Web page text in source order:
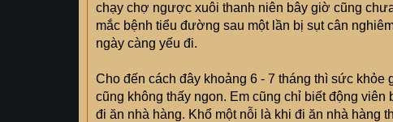
chạy chợ ngược xuôi thanh niên bây giờ cũng
mắc bệnh tiểu đường sau một lần bị sụt cân
ngày càng yếu đi.
Cho đến cách đây khoảng 6 - 7 tháng thì sức
cũng không thấy ngon. Em cũng chỉ biết động
đi ăn nhà hàng. Khổ một nỗi là khi đi ăn nhà hàng